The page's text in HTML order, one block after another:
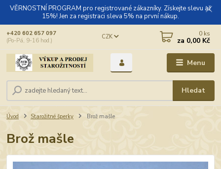
VĚRNOSTNÍ PROGRAM pro registrované zákazníky. Získejte slevu až
15%! Jen za registraci sleva 5% na první nákup.
Menu
CZK
Hledat
+420 602 657 097
(Po-Pá, 9-16 hod.)
0 ks
za 0,00 Kč
Úvod Starožitné šperky Brož mašle
Brož mašle